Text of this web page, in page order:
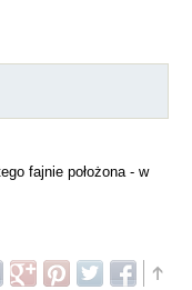
fajnie położona - w